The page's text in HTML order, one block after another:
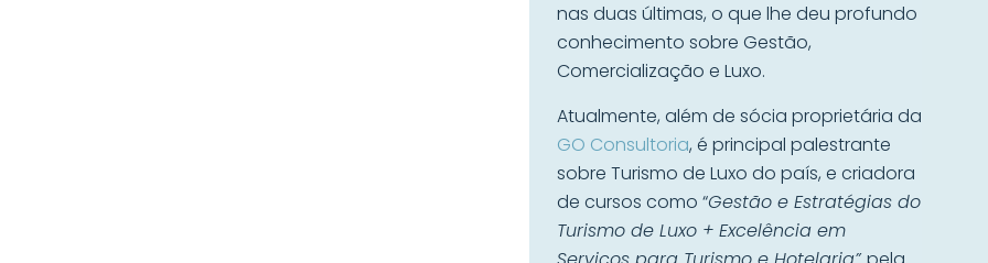
nas duas últimas, o que lhe deu profundo
conhecimento sobre Gestão,
Comercialização e Luxo.
Atualmente, além de sócia proprietária da
GO Consultoria, é principal palestrante
sobre Turismo de Luxo do país, e criadora
de cursos como “Gestão e Estratégias do
Turismo de Luxo + Excelência em